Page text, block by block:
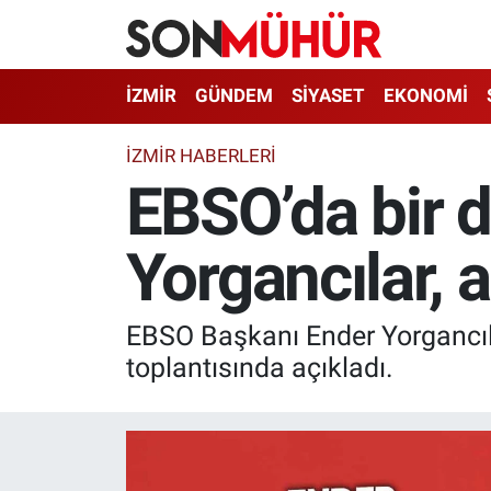
İZMİR GÜNDEM SİYASET EKONOMİ
İZMIR HABERLERI
EBSO’da bir
Yorgancılar,
EBSO Başkanı Ender
toplantısında açıkladı.
İzmir Nöbetçi Eczaneler
İzmir Hava Durumu
İzmir Namaz Vakitleri
İzmir Trafik Yoğunluk Haritası
Süper Lig Puan Durumu ve Fikstür
Tüm Manşetler